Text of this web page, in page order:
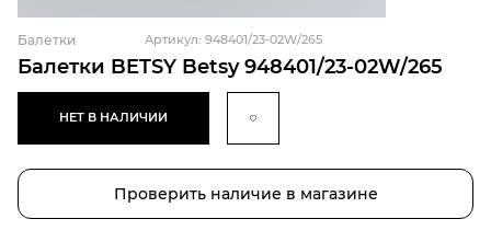
Балетки BETSY Betsy 948401/23-02W/265
Балетки Артикул: 948401/23-02W/265
НЕТ В НАЛИЧИИ
Проверить наличие в магазине